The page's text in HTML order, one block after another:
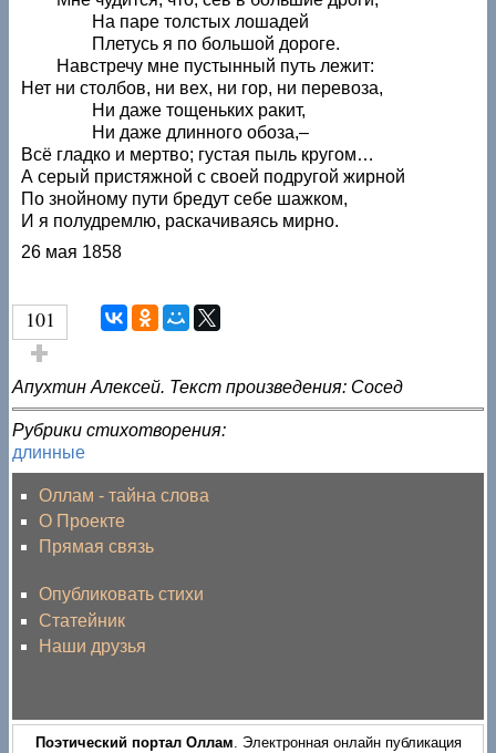
На паре толстых лошадей
Плетусь я по большой дороге.
Навстречу мне пустынный путь лежит:
Нет ни столбов, ни вех, ни гор, ни перевоза,
Ни даже тощеньких ракит,
Ни даже длинного обоза,–
Всё гладко и мертво; густая пыль кругом…
А серый пристяжной с своей подругой жирной
По знойному пути бредут себе шажком,
И я полудремлю, раскачиваясь мирно.
26 мая 1858
101
Голос за!
Апухтин Алексей. Текст произведения: Сосед
Рубрики стихотворения:
длинные
Оллам - тайна слова
О Проекте
Прямая связь
Опубликовать стихи
Статейник
Наши друзья
Поэтический портал Оллам. Электронная онлайн публикация